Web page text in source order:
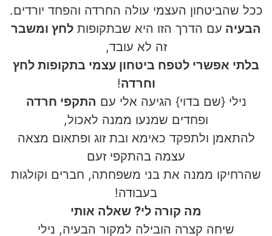
ככל שהביטחון העצמי עולה החרדה והפחד יורדים.
הבעיה עם הדרך הזו היא שבתקופות לחץ ומשבר
זה לא עובד,
בלתי אפשרי לטפח ביטחון עצמי בתקופות לחץ
וחרדה!
נילי {שם בדוי} הגיעה אלי עם התקפי חרדה
ופחדים שמנעו ממנה לאכול,
להתאמן ולתפקד כאימא ובת זוג ופתאום מצאה
עצמה בהתקפי זעם
שהרחיקו ממנה את בני משפחתה, חברים וקולגות
בעבודה!
מה קורה לי? שאלה אותי
שיחה קצרה הובילה למקור הבעיה, נילי